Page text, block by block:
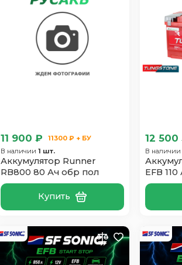
11 900 ₽
11300 ₽ + БУ
В наличии1 шт.
Аккумулятор Runner
RB800 80 Ач обр пол
Купить
12 500
В наличии
EFB